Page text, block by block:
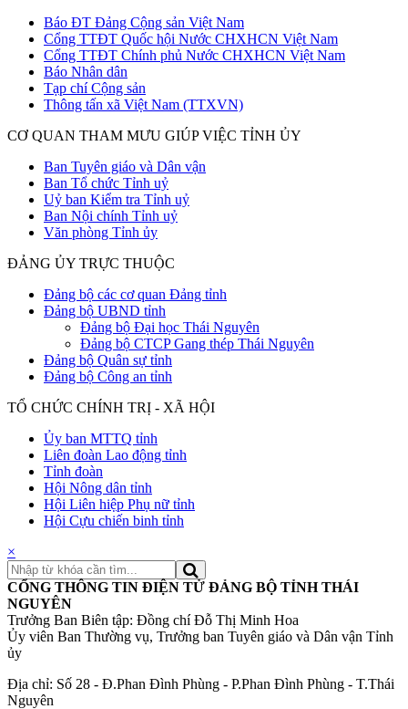
Báo ĐT Đảng Cộng sản Việt Nam
Cổng TTĐT Quốc hội Nước CHXHCN Việt Nam
Cổng TTĐT Chính phủ Nước CHXHCN Việt Nam
Báo Nhân dân
Tạp chí Cộng sản
Thông tấn xã Việt Nam (TTXVN)
CƠ QUAN THAM MƯU GIÚP VIỆC TỈNH ỦY
Ban Tuyên giáo và Dân vận
Ban Tổ chức Tỉnh uỷ
Uỷ ban Kiểm tra Tỉnh uỷ
Ban Nội chính Tỉnh uỷ
Văn phòng Tỉnh ủy
ĐẢNG ỦY TRỰC THUỘC
Đảng bộ các cơ quan Đảng tỉnh
Đảng bộ UBND tỉnh
Đảng bộ Đại học Thái Nguyên
Đảng bộ CTCP Gang thép Thái Nguyên
Đảng bộ Quân sự tỉnh
Đảng bộ Công an tỉnh
TỔ CHỨC CHÍNH TRỊ - XÃ HỘI
Ủy ban MTTQ tỉnh
Liên đoàn Lao động tỉnh
Tỉnh đoàn
Hội Nông dân tỉnh
Hội Liên hiệp Phụ nữ tỉnh
Hội Cựu chiến binh tỉnh
×
CỔNG THÔNG TIN ĐIỆN TỬ ĐẢNG BỘ TỈNH THÁI
NGUYÊN
Trưởng Ban Biên tập: Đồng chí Đỗ Thị Minh Hoa
Ủy viên Ban Thường vụ, Trưởng ban Tuyên giáo và Dân vận Tỉnh
ủy
Địa chỉ: Số 28 - Đ.Phan Đình Phùng - P.Phan Đình Phùng - T.Thái
Nguyên